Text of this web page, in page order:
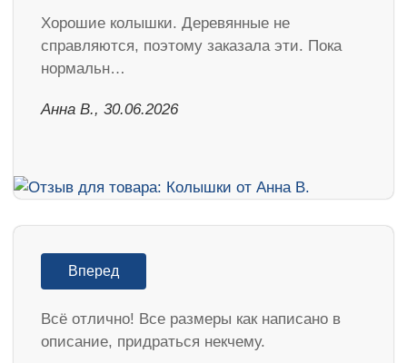
Хорошие колышки. Деревянные не
справляются, поэтому заказала эти. Пока
нормальн…
Анна В., 30.06.2026
Вперед
Всё отлично! Все размеры как написано в
описание, придраться некчему.